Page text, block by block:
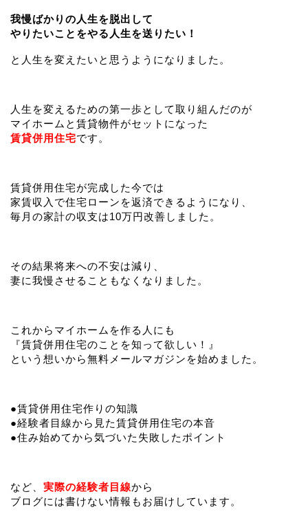
我慢ばかりの人生を脱出して
やりたいことをやる人生を送りたい！
と人生を変えたいと思うようになりました。
人生を変えるための第一歩として取り組んだのが
マイホームと賃貸物件がセットになった
賃貸併用住宅です。
賃貸併用住宅が完成した今では
家賃収入で住宅ローンを返済できるようになり、
毎月の家計の収支は10万円改善しました。
その結果将来への不安は減り、
妻に我慢させることもなくなりました。
これからマイホームを作る人にも
『賃貸併用住宅のことを知って欲しい！』
という想いから無料メールマガジンを始めました。
●賃貸併用住宅作りの知識
●経験者目線から見た賃貸併用住宅の本音
●住み始めてから気づいた失敗したポイント
など、 実際の経験者目線から
ブログには書けない情報もお届けしています。